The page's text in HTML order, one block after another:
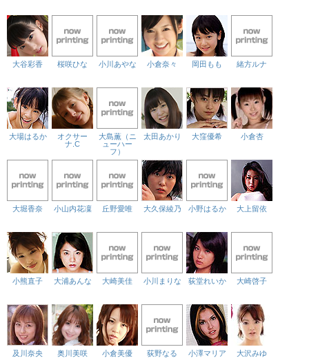
大谷彩香 桜咲ひな 小川あやな 小倉奈々 岡田もも 緒方ルナ
大場はるか
オクサー
ナ.C
大島薫（ニ
ューハー
フ）
太田あかり 大窪優希 小倉杏
大堀香奈 小山内花凜 丘野愛唯 大久保綾乃 小野はるか 大上留依
小熊直子 大浦あんな 大崎美佳 小川まりな 荻堂れいか 大崎啓子
及川奈央 奥川美咲 小倉美優 荻野なる 小澤マリア 大沢みゆ